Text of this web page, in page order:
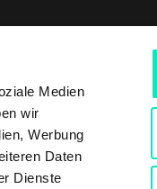
Medien
wir
Werbung
Daten
Dienste